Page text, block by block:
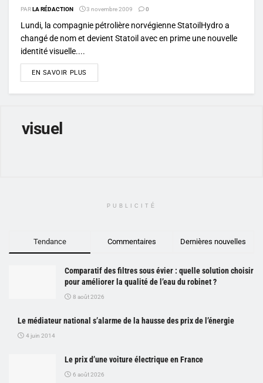
PARLA RÉDACTION 3 novembre 2009 0
Lundi, la compagnie pétrolière norvégienne StatoilHydro a
changé de nom et devient Statoil avec en prime une nouvelle
identité visuelle....
EN SAVOIR PLUS
visuel
PUBLICITÉ
Tendance Commentaires Dernières nouvelles
Comparatif des filtres sous évier : quelle solution choisir
pour améliorer la qualité de l’eau du robinet ?
8 août 2026
Le médiateur national s’alarme de la hausse des prix de l’énergie
4 juin 2014
Le prix d’une voiture électrique en France
6 août 2026